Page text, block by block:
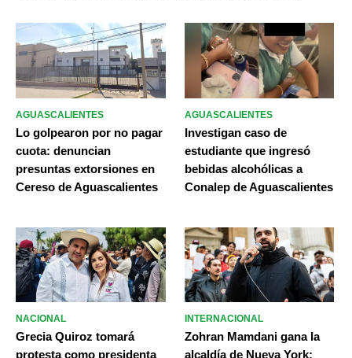
AGUASCALIENTES
Lo golpearon por no pagar
cuota: denuncian
presuntas extorsiones en
Cereso de Aguascalientes
AGUASCALIENTES
Investigan caso de
estudiante que ingresó
bebidas alcohólicas a
Conalep de Aguascalientes
NACIONAL
Grecia Quiroz tomará
protesta como presidenta
INTERNACIONAL
Zohran Mamdani gana la
alcaldía de Nueva York;